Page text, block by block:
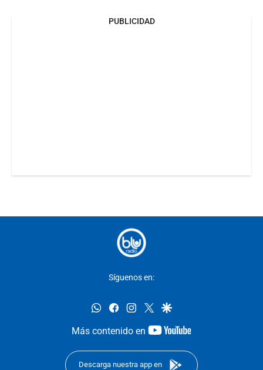
PUBLICIDAD
Síguenos en:
whatsappfacebookinstagram
twittergoogle
Más contenido en
youtube-
Descarga nuestra app en